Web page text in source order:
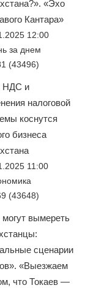
«Эхо
Кантара»
12:00
за днем
(43496)
НДС и
налоговой
коснутся
бизнеса
11:00
(43648)
могут вымереть
сценарии
«Выезжаем
что Токаев —